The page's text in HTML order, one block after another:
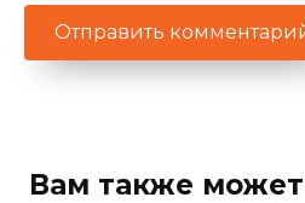
Вам также